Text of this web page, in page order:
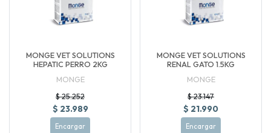
MONGE VET SOLUTIONS
HEPATIC PERRO 2KG
MONGE
$ 25.252
$ 23.989
Encargar
MONGE VET SOLUTIONS
RENAL GATO 1.5KG
MONGE
$ 23.147
$ 21.990
Encargar